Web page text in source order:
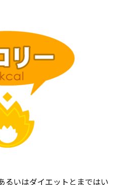
るいはダイエットとまではい